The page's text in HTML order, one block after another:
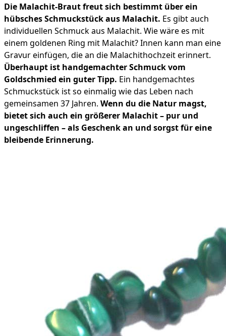
Die Malachit-Braut freut sich bestimmt über ein
hübsches Schmuckstück aus Malachit. Es gibt auch
individuellen Schmuck aus Malachit. Wie wäre es mit
einem goldenen Ring mit Malachit? Innen kann man eine
Gravur einfügen, die an die Malachithochzeit erinnert.
Überhaupt ist handgemachter Schmuck vom
Goldschmied ein guter Tipp. Ein handgemachtes
Schmuckstück ist so einmalig wie das Leben nach
gemeinsamen 37 Jahren. Wenn du die Natur magst,
bietet sich auch ein größerer Malachit – pur und
ungeschliffen – als Geschenk an und sorgst für eine
bleibende Erinnerung.